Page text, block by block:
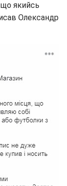
якийсь
Олександр